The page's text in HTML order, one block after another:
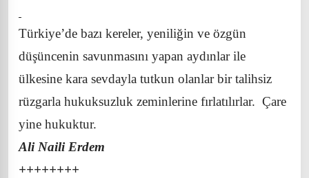
Türkiye’de bazı kereler, yeniliğin ve özgün
düşüncenin savunmasını yapan aydınlar ile
ülkesine kara sevdayla tutkun olanlar bir talihsiz
rüzgarla hukuksuzluk zeminlerine fırlatılırlar. Çare
yine hukuktur.
Ali Naili Erdem
++++++++